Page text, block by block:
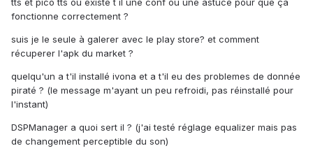
tts et pico tts ou existe t il une conf ou une astuce pour que ça
fonctionne correctement ?
suis je le seule à galerer avec le play store? et comment
récuperer l'apk du market ?
quelqu'un a t'il installé ivona et a t'il eu des problemes de donnée
piraté ? (le message m'ayant un peu refroidi, pas réinstallé pour
l'instant)
DSPManager a quoi sert il ? (j'ai testé réglage equalizer mais pas
de changement perceptible du son)